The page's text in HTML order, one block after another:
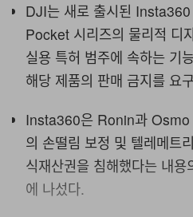
DJI는 새로 출시된
Pocket 시리즈의 물리적 디
실용 특허 범주에 속하는 기
해당 제품의 판매 금지를 요
Insta360은 Ronin과 Osmo
의 손떨림 보정 및 텔레메트
식재산권을 침해했다는 내
에 나섰다.